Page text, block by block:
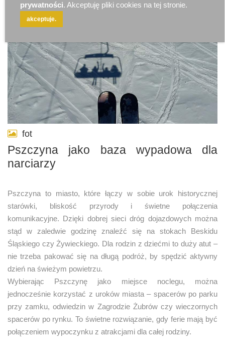
fot
Pszczyna jako baza wypadowa dla
narciarzy
Pszczyna to miasto, które łączy w sobie urok historycznej
starówki, bliskość przyrody i świetne połączenia
komunikacyjne. Dzięki dobrej sieci dróg dojazdowych można
stąd w zaledwie godzinę znaleźć się na stokach Beskidu
Śląskiego czy Żywieckiego. Dla rodzin z dziećmi to duży atut –
nie trzeba pakować się na długą podróż, by spędzić aktywny
dzień na świeżym powietrzu.
Wybierając Pszczynę jako miejsce noclegu, można
jednocześnie korzystać z uroków miasta – spacerów po parku
przy zamku, odwiedzin w Zagrodzie Żubrów czy wieczornych
spacerów po rynku. To świetne rozwiązanie, gdy ferie mają być
połączeniem wypoczynku z atrakcjami dla całej rodziny.
prywatności. Akceptuję pliki cookies na tej stronie.
akceptuje.